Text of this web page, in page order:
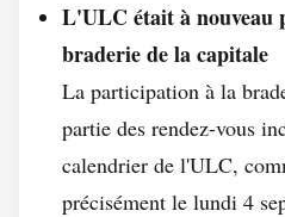
L'ULC était à nouveau
braderie de la capitale
La participation à la
partie des rendez-vous
calendrier de l'ULC,
précisément le lundi 4